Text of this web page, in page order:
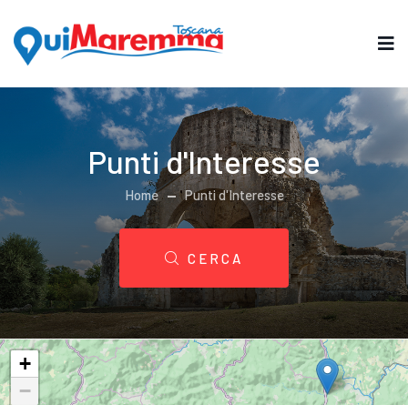
Punti d'Interesse
Home Punti d'Interesse
CERCA
+
−